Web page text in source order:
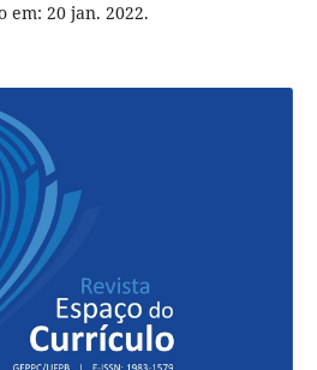
em: 20 jan. 2022.